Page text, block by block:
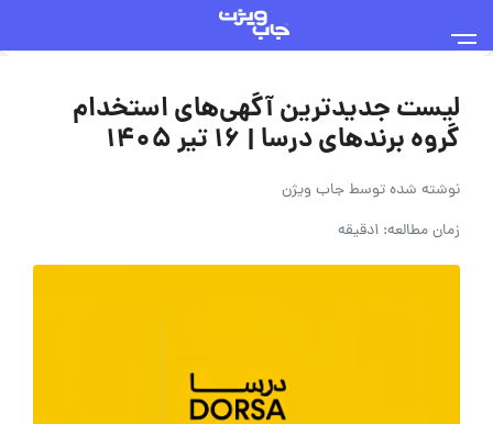
لیست جدیدترین آگهی‌های استخدام
گروه برندهای درسا | ۱۶ تیر ۱۴۰۵
نوشته شده توسطجاب ویژن
زمان مطالعه: 1دقیقه